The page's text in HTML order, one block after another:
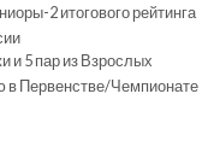
2 итогового рейтинга
и 5 пар из Взрослых
в Первенстве/Чемпионате